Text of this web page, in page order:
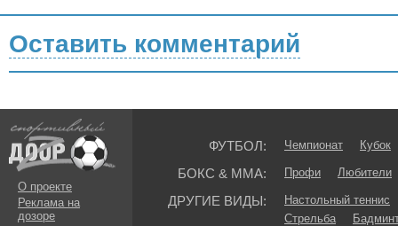
Оставить комментарий
О проекте
Реклама на
дозоре
ФУТБОЛ: Чемпионат Кубок
БОКС & ММА: Профи Любители
ДРУГИЕ ВИДЫ:
Настольный теннис
Стрельба